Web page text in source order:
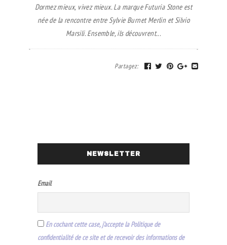
Dormez mieux, vivez mieux. La marque Futuria Stone est
née de la rencontre entre Sylvie Burnet Merlin et Silvio
Marsili. Ensemble, ils découvrent...
Partagez:
NEWSLETTER
Email
En cochant cette case, j’accepte la Politique de
confidentialité de ce site et de recevoir des informations de